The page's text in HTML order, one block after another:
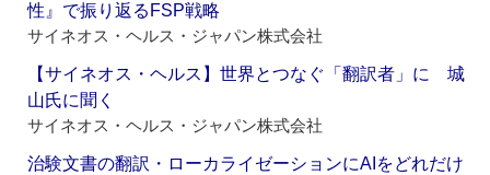
性』で振り返るFSP戦略
サイネオス・ヘルス・ジャパン株式会社
【サイネオス・ヘルス】世界とつなぐ「翻訳者」に 城
山氏に聞く
サイネオス・ヘルス・ジャパン株式会社
治験文書の翻訳・ローカライゼーションにAIをどれだけ